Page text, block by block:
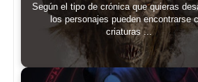
Según el tipo de crónica que quieras
los personajes pueden encontrarse
criaturas ...